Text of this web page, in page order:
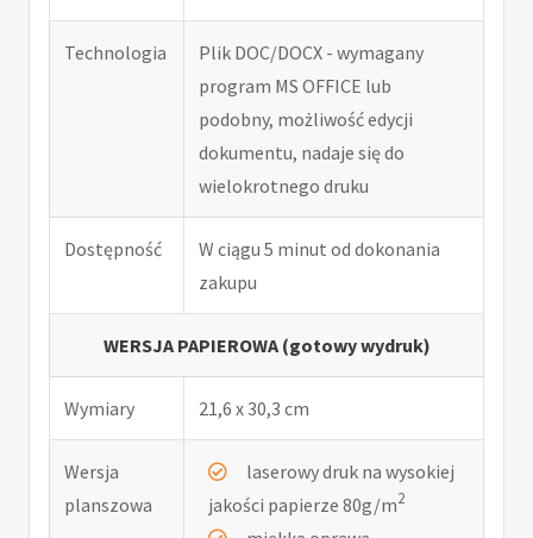
Technologia
Plik DOC/DOCX - wymagany
program MS OFFICE lub
podobny, możliwość edycji
dokumentu, nadaje się do
wielokrotnego druku
Dostępność
W ciągu 5 minut od dokonania
zakupu
WERSJA PAPIEROWA (gotowy wydruk)
Wymiary 21,6 x 30,3 cm
Wersja
planszowa
laserowy druk na wysokiej
jakości papierze 80g/m2